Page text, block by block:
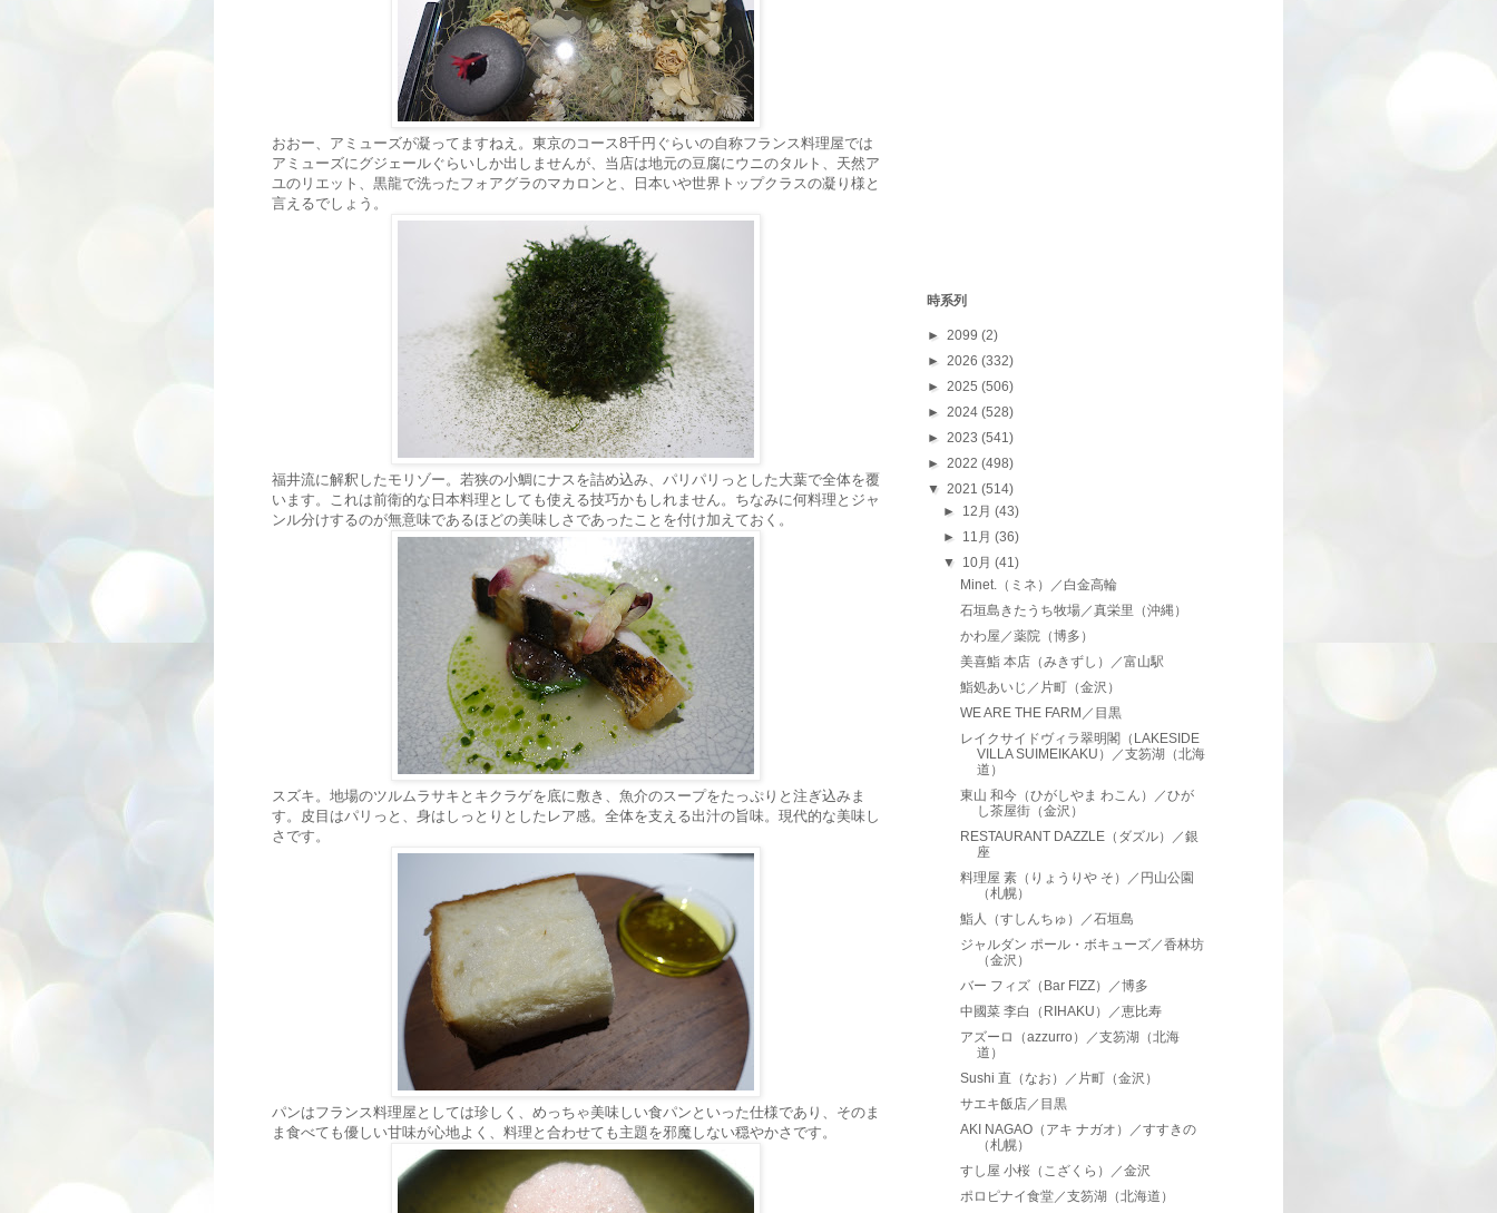
おおー、アミューズが凝ってますねえ。東京のコース8千円ぐらいの自称フランス料理屋では
アミューズにグジェールぐらいしか出しませんが、当店は地元の豆腐にウニのタルト、天然ア
ユのリエット、黒龍で洗ったフォアグラのマカロンと、日本いや世界トップクラスの凝り様と
言えるでしょう。
福井流に解釈したモリゾー。若狭の小鯛にナスを詰め込み、パリパリっとした大葉で全体を覆
います。これは前衛的な日本料理としても使える技巧かもしれません。ちなみに何料理とジャ
ンル分けするのが無意味であるほどの美味しさであったことを付け加えておく。
スズキ。地場のツルムラサキとキクラゲを底に敷き、魚介のスープをたっぷりと注ぎ込みま
す。皮目はパリっと、身はしっとりとしたレア感。全体を支える出汁の旨味。現代的な美味し
さです。
パンはフランス料理屋としては珍しく、めっちゃ美味しい食パンといった仕様であり、そのま
ま食べても優しい甘味が心地よく、料理と合わせても主題を邪魔しない穏やかさです。
時系列
► 2099 (2)
► 2026 (332)
► 2025 (506)
► 2024 (528)
► 2023 (541)
► 2022 (498)
▼ 2021 (514)
► 12月(43)
► 11月(36)
▼ 10月(41)
Minet.（ミネ）／白金高輪
石垣島きたうち牧場／真栄里（沖縄）
かわ屋／薬院（博多）
美喜鮨 本店（みきずし）／富山駅
鮨処あいじ／片町（金沢）
WE ARE THE FARM／目黒
レイクサイドヴィラ翠明閣（LAKESIDE
VILLA SUIMEIKAKU）／支笏湖（北海
道）
東山 和今（ひがしやま わこん）／ひが
し茶屋街（金沢）
RESTAURANT DAZZLE（ダズル）／銀
座
料理屋 素（りょうりや そ）／円山公園
（札幌）
鮨人（すしんちゅ）／石垣島
ジャルダン ポール・ボキューズ／香林坊
（金沢）
バー フィズ（Bar FIZZ）／博多
中國菜 李白（RIHAKU）／恵比寿
アズーロ（azzurro）／支笏湖（北海
道）
Sushi 直（なお）／片町（金沢）
サエキ飯店／目黒
AKI NAGAO（アキ ナガオ）／すすきの
（札幌）
すし屋 小桜（こざくら）／金沢
ポロピナイ食堂／支笏湖（北海道）